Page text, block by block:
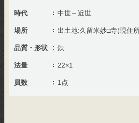
時代 中世～近世
場所 出土地:久留米妙□寺(現住
品質・形状 鉄
法量 22×1
員数 1点